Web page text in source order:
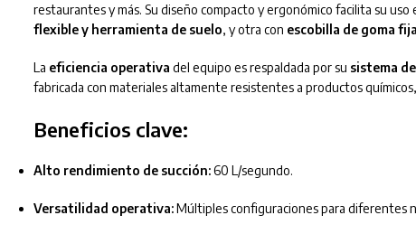
restaurantes y más. Su diseño compacto y ergonómico facilita su
flexible y herramienta de suelo, y otra con escobilla de goma
La eficiencia operativa del equipo es respaldada por su sistema
fabricada con materiales altamente resistentes a productos
Beneficios clave:
Alto rendimiento de succión:60 L/segundo.
Versatilidad operativa:Múltiples configuraciones para diferentes